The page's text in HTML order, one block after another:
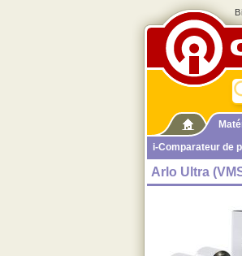
i-Comparateur de
Arlo Ultra